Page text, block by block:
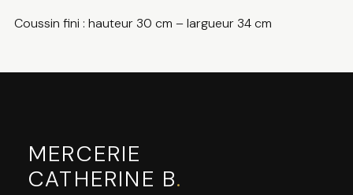
Coussin fini : hauteur 30 cm – largueur 34 cm
MERCERIE
CATHERINE B.